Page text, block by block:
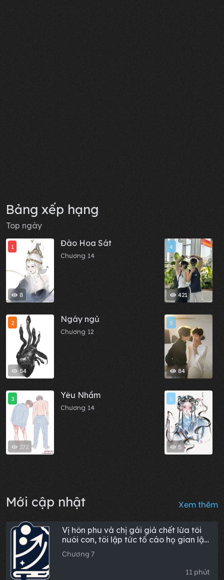
Bảng xếp hạng
Top ngày
8
1 Đào Hoa Sát
Chương 14
54
2 Ngáy ngủ
Chương 12
272
3 Yêu Nhầm
Chương 14
421
4
84
5
5
6
Mới cập nhật Xem thêm
Vị hôn phu và chị gái giả chết lừa tôi
nuôi con, tôi lập tức tố cáo họ gian lận
học thuật
Chương 7
11 phút